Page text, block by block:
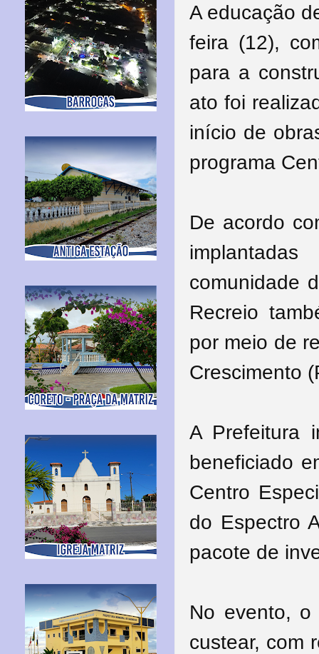
A educação
feira (12),
para a
ato foi
início de
programa
De acordo
comunidade
Recreio
por meio de
Crescimento
A Prefeitura
beneficiado
Centro
do Espectro
pacote de
No evento, o
custear, com